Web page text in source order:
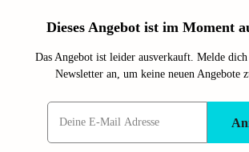
Dieses Angebot ist im Moment
Das Angebot ist leider ausverkauft. Melde
Newsletter an, um keine neuen Angebote